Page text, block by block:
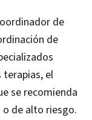
de
de
terapias, el
se recomienda
o de alto riesgo.